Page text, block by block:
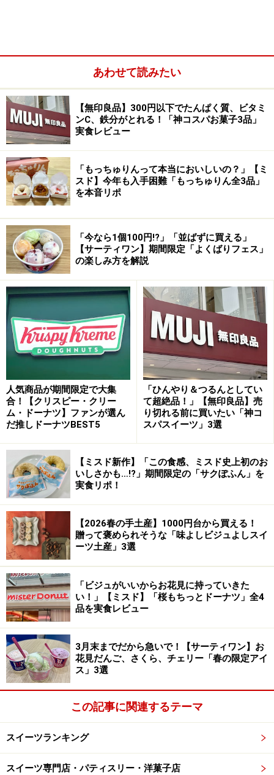
野島シェフは、スイーツ界では誰もが知る著名なパティ
そんな野島シェフに、誕生日や結婚記念日、あるいはプ
ロポーズ、お祝いのパーティーなど、特別な場面にふさ
わしい、自分達のためだけのケーキを作っていただける
なんて、なんとも贅沢ですね！
「ケーク・クチュール」は、デザインや予約状況により
ますが、遅くとも1週間前には予約してほしいとのこ
と。2週間ほどかかるケースもあるそうで、とにかく早
めにご相談するに越したことはありませんね。
お店には、1人分サイズのプティガトーや、「銀座マル
キーズ」の代名詞とも言えるロールケーキもあります
し、スタンダードなショートケーキをはじめ予約無しで
購入できるホールケーキも、大きさに応じて4000円台か
ら並んでいます。まず試しに味見してみたいという方
は、そちらをどうぞ。マンゴーとココナツを使ったスペ
シャリテの「マルコム」（直径12cm税込4500円）も、
野島シェフがいらしてから発売された人気商品です。
それでは、今回、野島シェフに作っていただいた「ケー
ク・クチュール」のオーダーメイドケーキをいよいよお
披露目いたします！
※記事内容は執筆時点のものです。最新の内容をご確認くださ
い。
※メニューや料金などのデータは、取材時または記事公開時点で
の内容です。
あわせて読みたい
【無印良品】300円以下でたんぱく質、ビタミ
ンC、鉄分がとれる！「神コスパお菓子3品」
実食レビュー
「もっちゅりんって本当においしいの？」【ミ
スド】今年も入手困難「もっちゅりん全3品」
を本音リポ
「今なら1個100円!?」「並ばずに買える」
【サーティワン】期間限定「よくばりフェス」
の楽しみ方を解説
人気商品が期間限定で大集
合！【クリスピー・クリー
ム・ドーナツ】ファンが選ん
だ推しドーナツBEST5
「ひんやり＆つるんとしてい
て超絶品！」【無印良品】売
り切れる前に買いたい「神コ
スパスイーツ」3選
【ミスド新作】「この食感、ミスド史上初のお
いしさかも…!?」期間限定の「サクぽふん」を
実食リポ！
【2026春の手土産】1000円台から買える！
贈って褒められそうな「味よしビジュよしスイ
ーツ土産」3選
「ビジュがいいからお花見に持っていきた
い！」【ミスド】「桜もちっとドーナツ」全4
品を実食レビュー
3月末までだから急いで！【サーティワン】お
花見だんご、さくら、チェリー「春の限定アイ
ス」3選
この記事に関連するテーマ
スイーツランキング
スイーツ専門店・パティスリー・洋菓子店